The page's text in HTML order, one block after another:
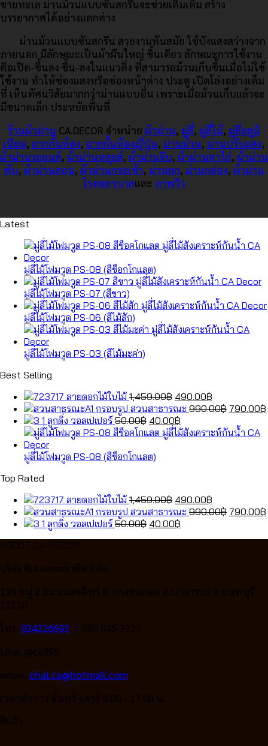
ชายทะเล ม่านม้วนแบบซันสกรีนจะช่วยเติมเต็ม สร้าง
บรรยากาศได้อย่างแตกต่าง
ม่านม้วนแบบซันสกรีน สวยงามทันสมัย ใช้บังแสงสว่างจาก
ภายนอก มีลักษณะเป็นผ้าผืนใหญ่ ชิ้นเดียว ลักษณะการใช้งาน
คือเปิด-ขึ้นลง ขึ้น-ลงในแนวดิ่ง ที่สามารถม้วนเก็บขึ้นเมื่อไม่ใช้
ใช้งาน ทำให้ช่องแสงหรือช่องหน้าต่าง ประตู เปิดโล่งอย่างเต็ม
ที่ เห็นทัศนวิสัยมากกว่าม่านแบบอื่น เพราะเมื่อม้วนเก็บแล้วจะ
มีขนาดเล็ก ประหยัดพื้นที่
ร้านผ้าม่าน CA.DECOR จำหน่าย ผ้าม่าน, มู่ลี่, มู่ลี่ไม้, มู่ลี่อลูมิ
เนียม, ฉากกั้นห้อง, ฉากกั้นห้องญี่ปุ่น, ม่านม้วน, ม่านปรับแสง,
ผ้าม่านรถยนต์, ผ้าม่านหลุยส์, ผ้าม่านจีบ, ผ้าม่านตาไก่, ผ้าม่าน
พับ, ผ้าม่านลอน, ผ้าม่านกระเช้า, ม่านยก, ม่านกล่อง, ผ้าม่าน
โรงพยาบาลและ ภาพวิว
Latest
มู่ลี่ไม้โฟมวูด PS-08 (สีช็อกโกแลต)
มู่ลี่ไม้โฟมวูด PS-07 (สีขาว)
มู่ลี่ไม้โฟมวูด PS-06 (สีไม้สัก)
มู่ลี่ไม้โฟมวูด PS-03 (สีไม้มะค่า)
Best Selling
ลายดอกไม้ใบไม้ 1,459.00฿ Original
price
was:
1,459.00฿.
490.00฿
price
490.00฿.
กรอบรูป สวนสาธารณะ 990.00฿ Original
was:
790.00฿
ลูกดิ่ง วอลเปเปอร์ 50.00฿ Original
price
50.00฿.
40.00฿
price
มู่ลี่ไม้โฟมวูด PS-08 (สีช็อกโกแลต)
Top Rated
ลายดอกไม้ใบไม้ 1,459.00฿ Original
price
was:
490.00฿
price
กรอบรูป สวนสาธารณะ 990.00฿ Original
790.00฿
ลูกดิ่ง วอลเปเปอร์ 50.00฿ Original
40.00฿
024326693
chai.ca@hotmail.com